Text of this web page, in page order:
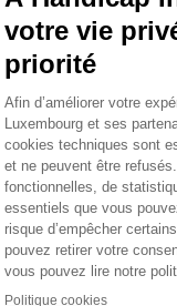
sous une
engin
sur place.
démineurs
le village
de
essentiel de
Après la guerre